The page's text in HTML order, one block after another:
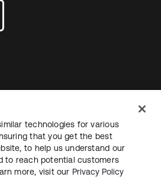
technologies for various
that you get the best
to help us understand our
to reach potential customers
more, visit our Privacy Policy